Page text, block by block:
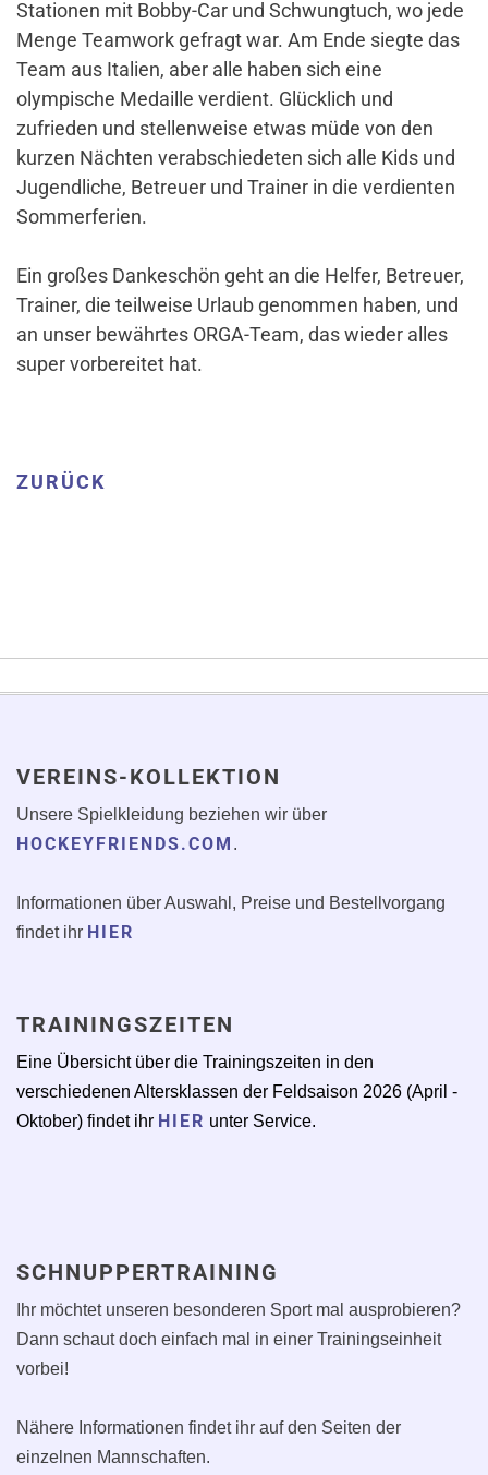
Stationen mit Bobby-Car und Schwungtuch, wo jede
Menge Teamwork gefragt war. Am Ende siegte das
Team aus Italien, aber alle haben sich eine
olympische Medaille verdient. Glücklich und
zufrieden und stellenweise etwas müde von den
kurzen Nächten verabschiedeten sich alle Kids und
Jugendliche, Betreuer und Trainer in die verdienten
Sommerferien.
Ein großes Dankeschön geht an die Helfer, Betreuer,
Trainer, die teilweise Urlaub genommen haben, und
an unser bewährtes ORGA-Team, das wieder alles
super vorbereitet hat.
ZURÜCK
VEREINS-KOLLEKTION
Unsere Spielkleidung beziehen wir über
HOCKEYFRIENDS.COM .
Informationen über Auswahl, Preise und Bestellvorgang
findet ihr HIER
TRAININGSZEITEN
Eine Übersicht über die Trainingszeiten in den
verschiedenen Altersklassen der Feldsaison 2026 (April -
Oktober) findet ihr HIER unter Service.
SCHNUPPERTRAINING
Ihr möchtet unseren besonderen Sport mal ausprobieren?
Dann schaut doch einfach mal in einer Trainingseinheit
vorbei!
Nähere Informationen findet ihr auf den Seiten der
einzelnen Mannschaften.